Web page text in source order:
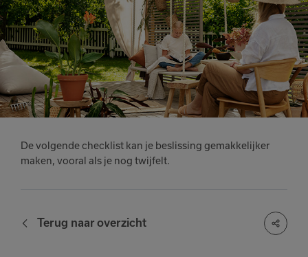
De volgende checklist kan je beslissing gemakkelijker
maken, vooral als je nog twijfelt.
Terug naar overzicht